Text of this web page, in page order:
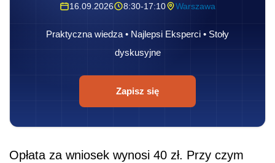
16.09.2026 8:30-17:10 Warszawa
Praktyczna wiedza • Najlepsi Eksperci • Stoły
dyskusyjne
Zapisz się
Opłata za wniosek wynosi 40 zł. Przy czym